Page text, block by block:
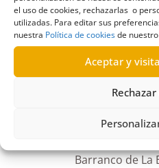
el uso de cookies, rechazarlas o
utilizadas. Para editar sus
nuestra Política de cookiesde
Aceptar y
R418/2023
Solicitud de
Barranco de